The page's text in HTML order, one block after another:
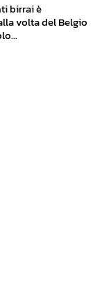
birrai è
volta del Belgio